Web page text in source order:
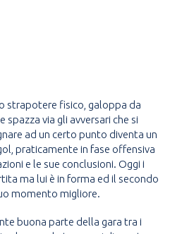
strapotere fisico, galoppa da
via gli avversari che si
ad un certo punto diventa un
praticamente in fase offensiva
e le sue conclusioni. Oggi i
ma lui è in forma ed il secondo
momento migliore.
buona parte della gara tra i